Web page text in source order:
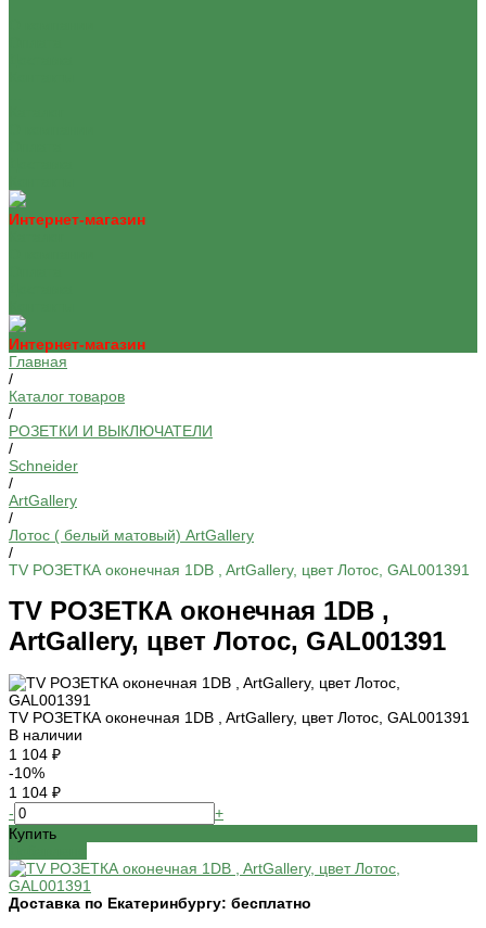
Интернет-магазин
Интернет-магазин
Главная
/
Каталог товаров
/
РОЗЕТКИ И ВЫКЛЮЧАТЕЛИ
/
Schneider
/
ArtGallery
/
Лотос ( белый матовый) ArtGallery
/
TV РОЗЕТКА оконечная 1DB , ArtGallery, цвет Лотос, GAL001391
TV РОЗЕТКА оконечная 1DB ,
ArtGallery, цвет Лотос, GAL001391
TV РОЗЕТКА оконечная 1DB , ArtGallery, цвет Лотос, GAL001391
В наличии
1 104 ₽
-10%
1 104 ₽
-
+
Купить
Доставка по Екатеринбургу: бесплатно